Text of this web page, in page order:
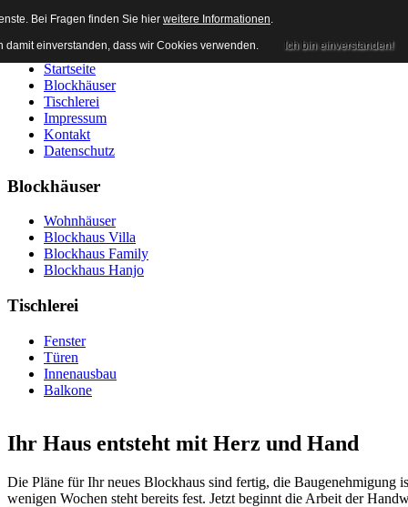
Prospekt-Hotline: 034671-529986
Startseite
Blockhäuser
Tischlerei
Impressum
Kontakt
Datenschutz
Blockhäuser
Wohnhäuser
Blockhaus Villa
Blockhaus Family
Blockhaus Hanjo
Tischlerei
Fenster
Türen
Innenausbau
Balkone
Ihr Haus entsteht mit Herz und Hand
Die Pläne für Ihr neues Blockhaus sind fertig, die Baugenehmigung
wenigen Wochen steht bereits fest. Jetzt beginnt die Arbeit der
Bei Fragen finden Sie hier weitere Informationen.
einverstanden, dass wir Cookies verwenden. Ich bin einverstanden!